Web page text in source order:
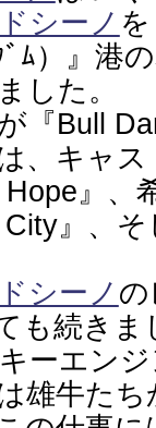
シーノ
ﾑ）』港
した。
『Bull
、キャ
』、
』、
シーノ
も続き
ーエン
雄牛た